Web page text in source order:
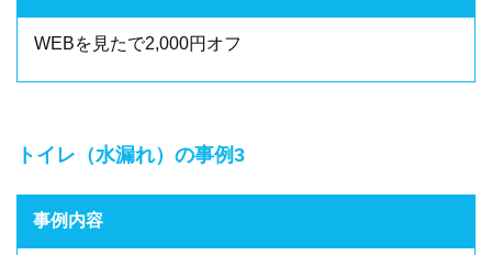
WEBを見たで2,000円オフ
トイレ（水漏れ）の事例3
事例内容